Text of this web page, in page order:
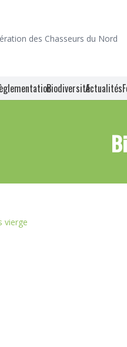
des Chasseurs du Nord
BiodiversitéActualités
vierge